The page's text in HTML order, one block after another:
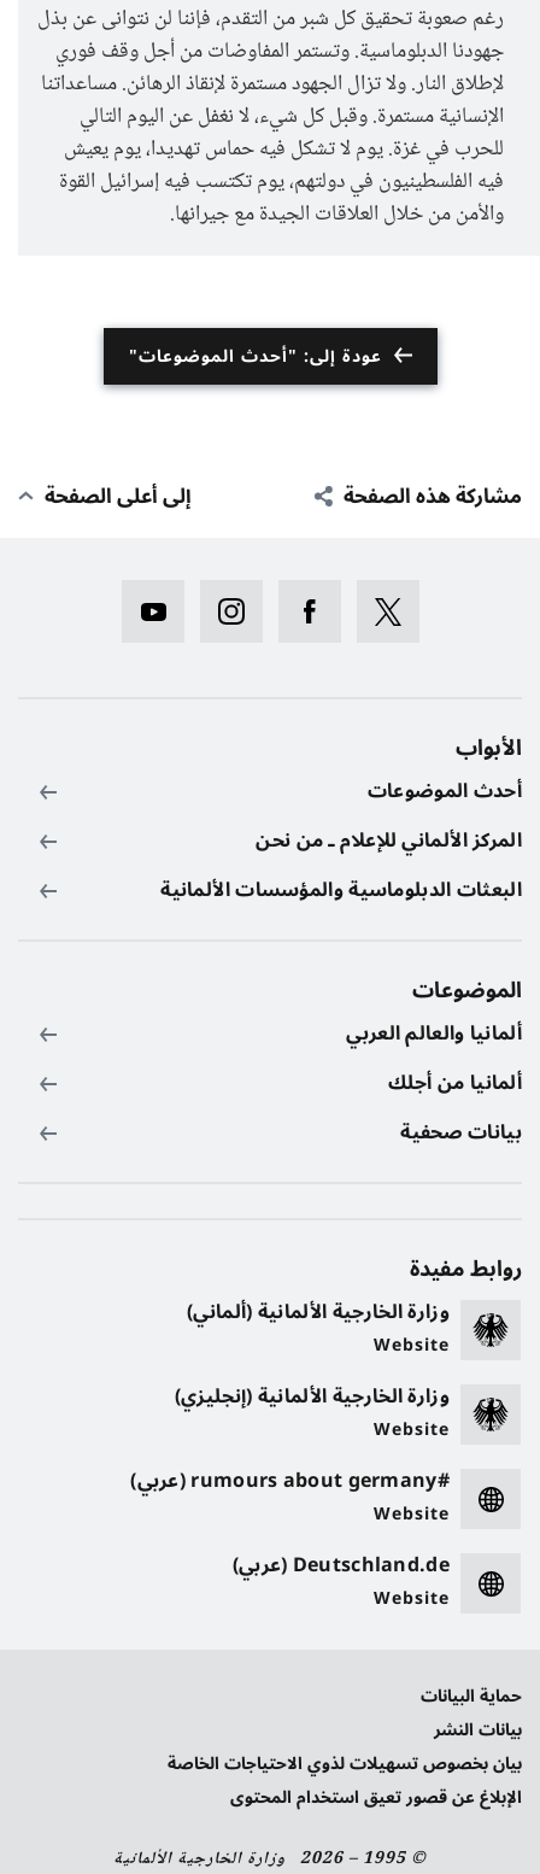
رغم صعوبة تحقيق كل شبر من التقدم، فإننا لن نتوانى عن بذل
جهودنا الدبلوماسية. وتستمر المفاوضات من أجل وقف فوري
لإطلاق النار. ولا تزال الجهود مستمرة لإنقاذ الرهائن. مساعداتنا
الإنسانية مستمرة. وقبل كل شيء، لا نغفل عن اليوم التالي
للحرب في غزة. يوم لا تشكل فيه حماس تهديدا، يوم يعيش
فيه الفلسطينيون في دولتهم، يوم تكتسب فيه إسرائيل القوة
والأمن من خلال العلاقات الجيدة مع جيرانها.
عودة إلى: "أحدث الموضوعات"
مشاركة هذه الصفحة إلى أعلى الصفحة
الأبواب
أحدث الموضوعات
المركز الألماني للإعلام ـ من نحن
البعثات الدبلوماسية والمؤسسات الألمانية
الموضوعات
ألمانيا والعالم العربي
ألمانيا من أجلك
بيانات صحفية
روابط مفيدة
وزارة الخارجية الألمانية (ألماني)
Website
وزارة الخارجية الألمانية (إنجليزي)
Website
#rumours about germany (عربي)
Website
Deutschland.de (عربي)
Website
حماية البيانات
بيانات النشر
بيان بخصوص تسهيلات لذوي الاحتياجات الخاصة
الإبلاغ عن قصور تعيق استخدام المحتوى
© 1995 – 2026 وزارة الخارجية الألمانية